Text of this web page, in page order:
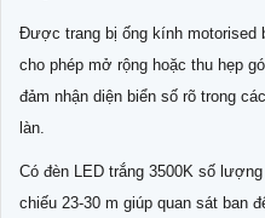
Được trang bị ống kính motorised
cho phép mở rộng hoặc thu hẹp
đảm nhận diện biển số rõ trong
làn.
Có đèn LED trắng 3500K số
chiếu 23-30 m giúp quan sát ban